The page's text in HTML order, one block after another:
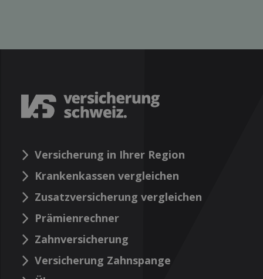
Versicherung in Ihrer Region
Krankenkassen vergleichen
Zusatzversicherung vergleichen
Prämienrechner
Zahnversicherung
Versicherung Zahnspange